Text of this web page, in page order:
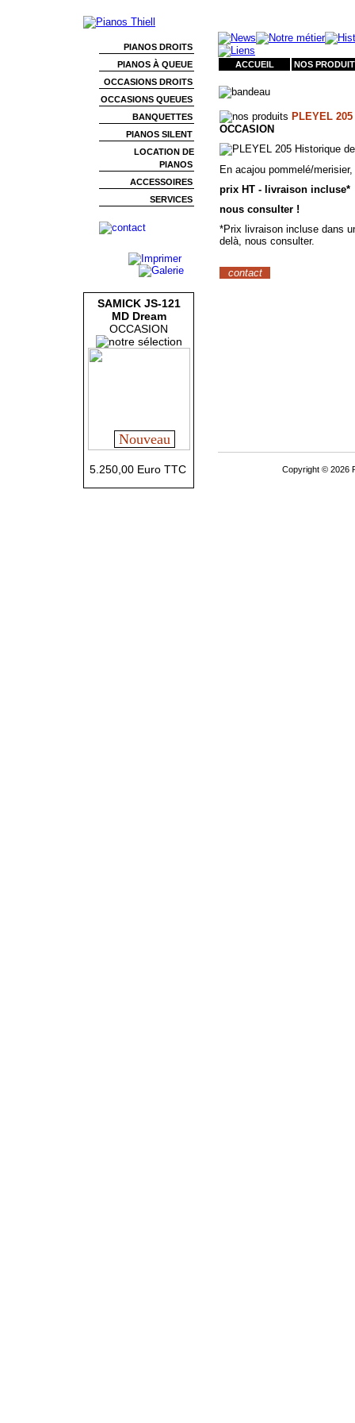
PIANOS DROITS
PIANOS À QUEUE
OCCASIONS DROITS
OCCASIONS QUEUES
BANQUETTES
PIANOS SILENT
LOCATION DE
PIANOS
ACCESSOIRES
SERVICES
SAMICK JS-121
MD Dream
OCCASION
Nouveau
5.250,00 Euro TTC
ACCUEIL NOS
PLEYEL
OCCASION
En acajou pommelé/
prix HT - livraison incluse*
nous consulter !
*Prix livraison incluse dans
delà, nous consulter.
contact
Copyright © 2026